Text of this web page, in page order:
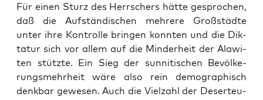
Für einen Sturz des Herr­schers hät­te gespro­chen,
daß die Auf­stän­di­schen meh­re­re Groß­städ­te
unter ihre Kon­trol­le brin­gen konn­ten und die Dik­
ta­tur sich vor allem auf die Min­der­heit der Ala­wi­
ten stütz­te. Ein Sieg der sun­ni­ti­schen Bevöl­ke­
rungs­mehr­heit wäre also rein demo­gra­phisch
denk­bar gewe­sen. Auch die Viel­zahl der Deser­teu­